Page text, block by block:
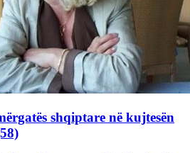
shqiptare në kujtesën